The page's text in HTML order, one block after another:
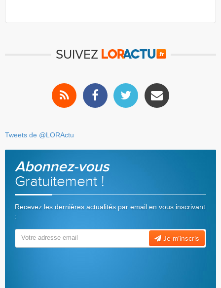
SUIVEZ
Tweets de @LORActu
Abonnez-vous
Gratuitement !
Recevez les dernières actualités par email en vous inscrivant
:
Je m’inscris